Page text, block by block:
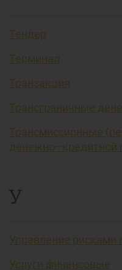
Тендер
Терминал
Транзакция
Трансграничные
Трансмиссионные
денежно–кредитной
У
Управление рисками
Услуги финансовые